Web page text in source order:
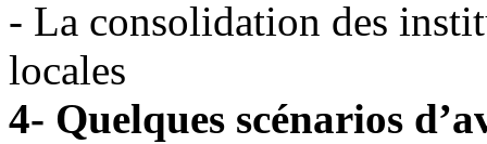
- La consolidation des
locales
4- Quelques scénarios